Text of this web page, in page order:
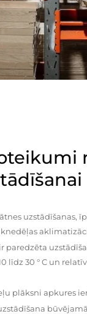
uzstādīšanas,
paredzēta
līdz 30 ° C un
plāksni apkures